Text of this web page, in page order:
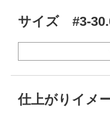
サイズ #3-
仕上がりイメ